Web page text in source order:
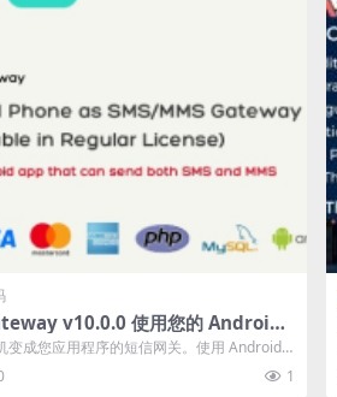
v10.0.0 使用您的 Android
SMS/MMS 网关 (SaaS)源码下载
变成您应用程序的短信网关。使用 Android
送批量...
1